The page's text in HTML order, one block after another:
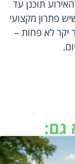
תוכנן עד
פתרון מקצועי
יקר לא פחות –
גם: